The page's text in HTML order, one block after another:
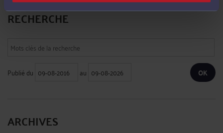
RECHERCHE
Publié du au
ARCHIVES